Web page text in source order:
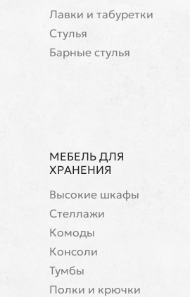
Лавки и табуретки
Стулья
Барные стулья
МЕБЕЛЬ ДЛЯ
ХРАНЕНИЯ
Высокие шкафы
Стеллажи
Комоды
Консоли
Тумбы
Полки и крючки